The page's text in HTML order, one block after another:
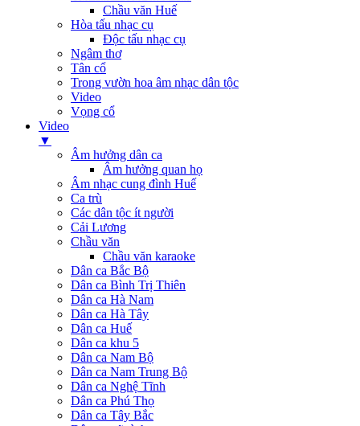
Chầu văn Huế
Hòa tấu nhạc cụ
Độc tấu nhạc cụ
Ngâm thơ
Tân cổ
Trong vườn hoa âm nhạc dân tộc
Video
Vọng cổ
Video
▼
Âm hưởng dân ca
Âm hưởng quan họ
Âm nhạc cung đình Huế
Ca trù
Các dân tộc ít người
Cải Lương
Chầu văn
Chầu văn karaoke
Dân ca Bắc Bộ
Dân ca Bình Trị Thiên
Dân ca Hà Nam
Dân ca Hà Tây
Dân ca Huế
Dân ca khu 5
Dân ca Nam Bộ
Dân ca Nam Trung Bộ
Dân ca Nghệ Tĩnh
Dân ca Phú Thọ
Dân ca Tây Bắc